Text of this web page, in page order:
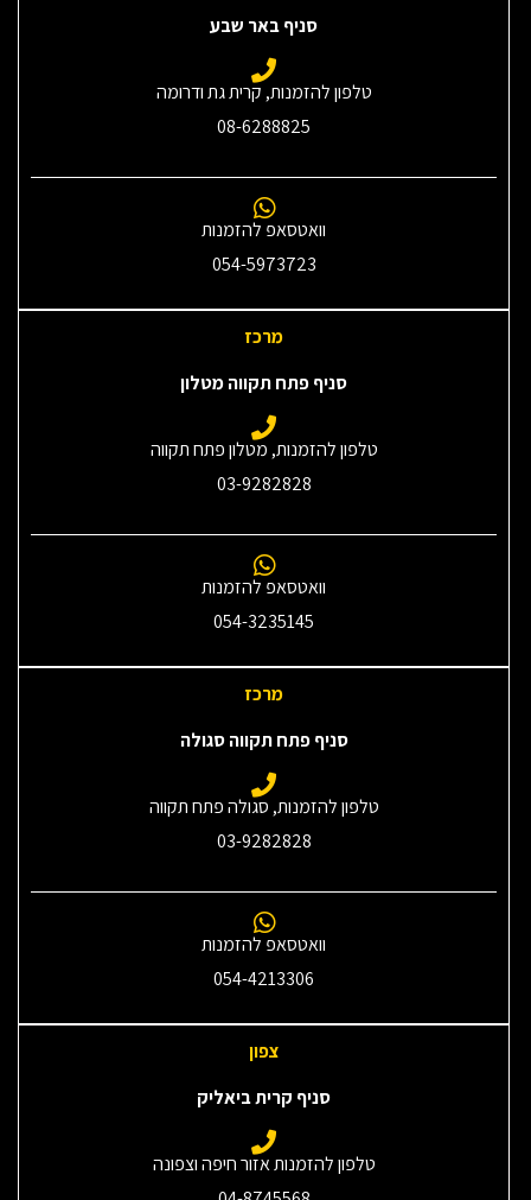
סניף באר שבע
טלפון להזמנות, קרית גת ודרומה
08-6288825
וואטסאפ להזמנות
054-5973723
מרכז
סניף פתח תקווה מטלון
טלפון להזמנות, מטלון פתח תקווה
03-9282828
וואטסאפ להזמנות
054-3235145‎
מרכז
סניף פתח תקווה סגולה
טלפון להזמנות, סגולה פתח תקווה
03-9282828
וואטסאפ להזמנות
054-4213306
צפון
סניף קרית ביאליק
טלפון להזמנות אזור חיפה וצפונה